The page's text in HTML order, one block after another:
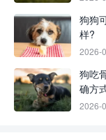
狗狗
样?
2026-
狗吃
确方
2026-